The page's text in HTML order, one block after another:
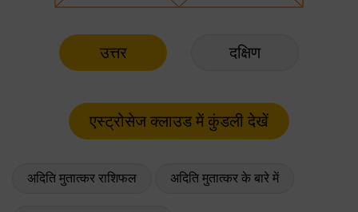
उत्तर दक्षिण
अदिति मुतात्कर राशिफल अदिति मुतात्कर के बारे में